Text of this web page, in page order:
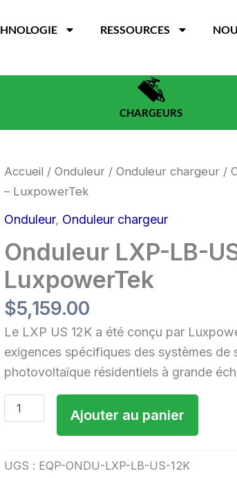
RESSOURCES
CHARGEURS
Accueil /Onduleur /Onduleur chargeur /
– LuxpowerTek
Onduleur, Onduleur chargeur
Onduleur LXP-LB-
LuxpowerTek
$5,159.00
Le LXP US 12K a été conçu par
exigences spécifiques des systèmes de
photovoltaïque résidentiels à grande
quantité
Onduleur
LB-
12K
(18KPV)
LuxpowerTek
Ajouter au panier
UGS : EQP-ONDU-LXP-LB-US-12K